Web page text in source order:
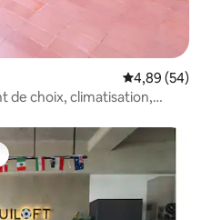
Évaluation
4,89 (54)
de choix, climatisation,
plus appréciés